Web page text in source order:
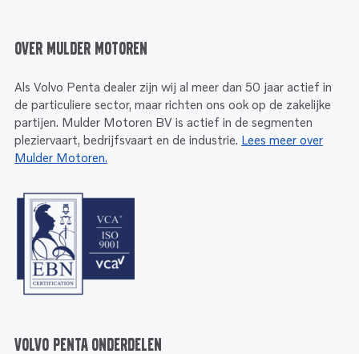
Over Mulder Motoren
Als Volvo Penta dealer zijn wij al meer dan 50 jaar actief in
de particuliere sector, maar richten ons ook op de zakelijke
partijen. Mulder Motoren BV is actief in de segmenten
pleziervaart, bedrijfsvaart en de industrie. Lees meer over
Mulder Motoren.
Volvo Penta onderdelen